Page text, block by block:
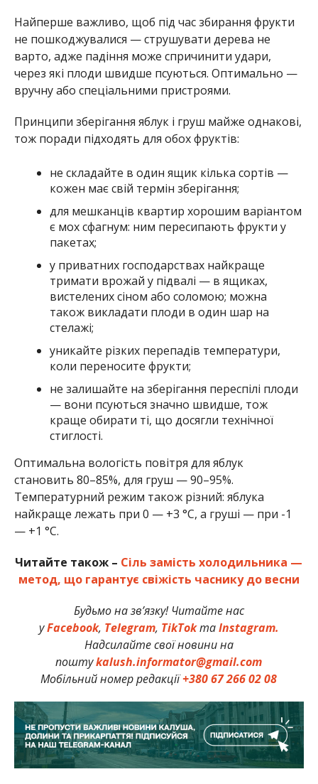
Найперше важливо, щоб під час збирання фрукти
не пошкоджувалися — струшувати дерева не
варто, адже падіння може спричинити удари,
через які плоди швидше псуються. Оптимально —
вручну або спеціальними пристроями.
Принципи зберігання яблук і груш майже однакові,
тож поради підходять для обох фруктів:
не складайте в один ящик кілька сортів —
кожен має свій термін зберігання;
для мешканців квартир хорошим варіантом
є мох сфагнум: ним пересипають фрукти у
пакетах;
у приватних господарствах найкраще
тримати врожай у підвалі — в ящиках,
вистелених сіном або соломою; можна
також викладати плоди в один шар на
стелажі;
уникайте різких перепадів температури,
коли переносите фрукти;
не залишайте на зберігання переспілі плоди
— вони псуються значно швидше, тож
краще обирати ті, що досягли технічної
стиглості.
Оптимальна вологість повітря для яблук
становить 80–85%, для груш — 90–95%.
Температурний режим також різний: яблука
найкраще лежать при 0 — +3 °C, а груші — при -1
— +1 °C.
Читайте також – Сіль замість холодильника —
метод, що гарантує свіжість часнику до весни
Будьмо на зв’язку! Читайте нас
уFacebook, Telegram, TikTokтаInstagram.
Надсилайте свої новини на
поштуkalush.informator@gmail.com
Мобільний номер редакції+380 67 266 02 08